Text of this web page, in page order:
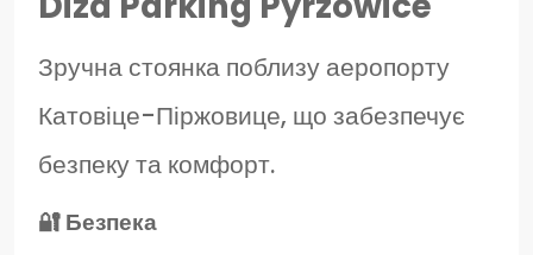
Зручна стоянка поблизу аеропорту
Катовіце-Піржовице, що забезпечує
безпеку та комфорт.
🔐 Безпека